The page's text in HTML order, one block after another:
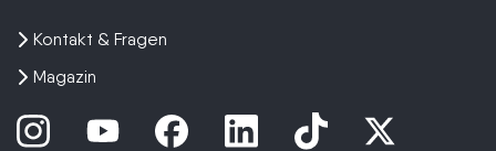
Kontakt & Fragen
Magazin